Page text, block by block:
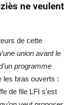
ne veulent
de cette
union avant le
programme
les bras ouverts :
de file LFI s’est